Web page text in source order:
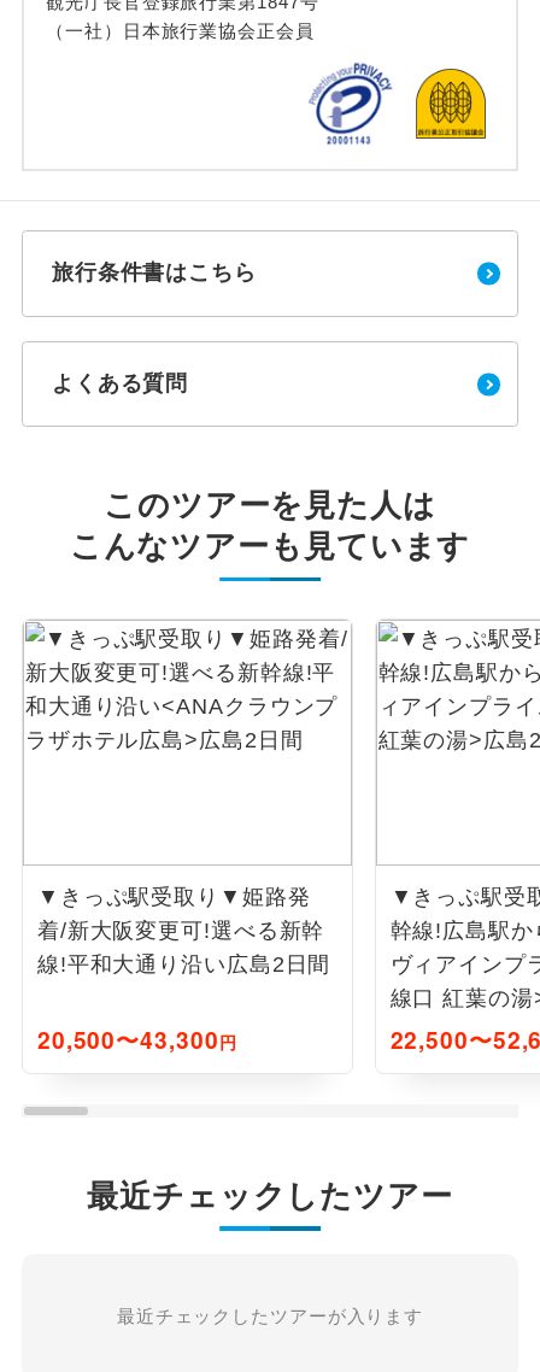
（一社）日本旅行業協会正会員
旅行条件書はこちら
よくある質問
このツアーを見た人は
こんなツアーも見ています
▼きっぷ駅受取り▼姫路発
着/新大阪変更可!選べる新幹
線!平和大通り沿い広島2日間
20,500〜43,300円
▼きっぷ駅受
幹線!広島駅
ヴィアインプ
線口 紅葉の
22,500〜
最近チェックしたツアー
最近チェックしたツアーが入ります